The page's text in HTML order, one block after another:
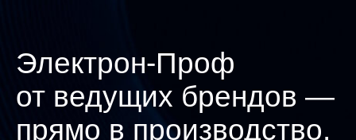
Электрон-Проф
от ведущих брендов —